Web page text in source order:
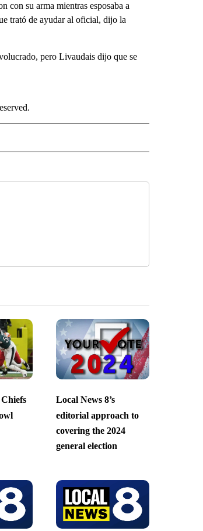
con su arma mientras esposaba a
trató de ayudar al oficial, dijo la
pero Livaudais dijo que se
ABOUT NEW PAGES ON "CNN-SPANISH".
Local News 8’s
editorial approach to
covering the 2024
general election